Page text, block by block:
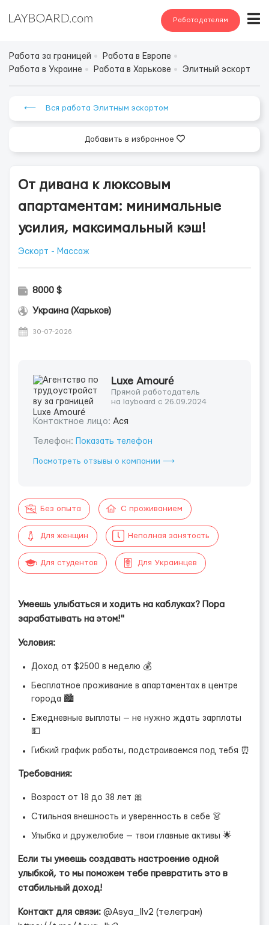
Работодателям
Работа за границей
Работа в Европе
Работа в Украине
Работа в Харькове Элитный эскорт
⟵ Вся работа Элитным эскортом
Добавить в избранное
От дивана к люксовым
апартаментам: минимальные
усилия, максимальный кэш!
Эскорт - Массаж
8000 $
Украина (Харьков)
30-07-2026
Luxe Amouré
Прямой работодатель
на layboard с 26.09.2024
Контактное лицо: Ася
Телефон: Показать телефон
Посмотреть отзывы о компании ⟶
Без опыта С проживанием
Для женщин Неполная занятость
Для студентов Для Украинцев
Умеешь улыбаться и ходить на каблуках? Пора
зарабатывать на этом!"
Условия:
Доход от $2500 в неделю 💰
Бесплатное проживание в апартаментах в центре
города 🏙
Ежедневные выплаты — не нужно ждать зарплаты
💵
Гибкий график работы, подстраиваемся под тебя ⏰
Требования:
Возраст от 18 до 38 лет 🎀
Стильная внешность и уверенность в себе 👗
Улыбка и дружелюбие — твои главные активы 🌟
Если ты умеешь создавать настроение одной
улыбкой, то мы поможем тебе превратить это в
стабильный доход!
Контакт для связи: @Asya_llv2 (телеграм)